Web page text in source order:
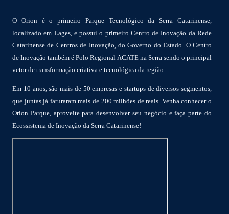
O Orion é o primeiro Parque Tecnológico da Serra Catarinense,
localizado em Lages, e possui o primeiro Centro de Inovação da Rede
Catarinense de Centros de Inovação, do Governo do Estado. O Centro
de Inovação também é Polo Regional ACATE na Serra sendo o principal
vetor de transformação criativa e tecnológica da região.
Em 10 anos, são mais de 50 empresas e startups de diversos segmentos,
que juntas já faturaram mais de 200 milhões de reais. Venha conhecer o
Orion Parque, aproveite para desenvolver seu negócio e faça parte do
Ecossistema de Inovação da Serra Catarinense!